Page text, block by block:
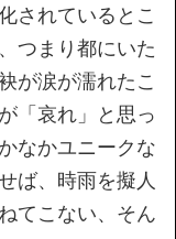
されているとこ
つまり都にいた
が涙が濡れたこ
「哀れ」と思っ
なかユニークな
ば、時雨を擬人
てこない、そん